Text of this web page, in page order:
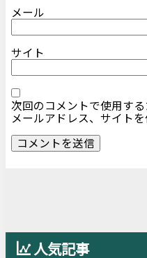
メール
サイト
次回のコメントで使用す
メールアドレス、サイトを
人気記事